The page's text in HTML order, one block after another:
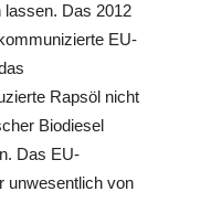
lassen. Das 2012
EU-
Rapsöl nicht
Biodiesel
Das EU-
unwesentlich von